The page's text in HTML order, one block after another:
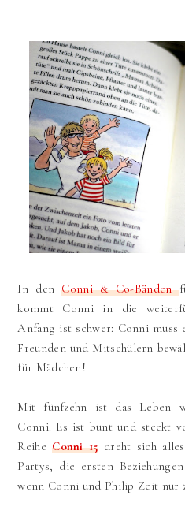
In denConni & Co-Bänden
kommt Conni in die
Anfang ist schwer: Conni
Freunden und Mitschülern
für Mädchen!
Mit fünfzehn ist das Leben
Conni. Es ist bunt und steckt
ReiheConni 15dreht sich
Partys, die ersten
wenn Conni und Philip Zeit nur